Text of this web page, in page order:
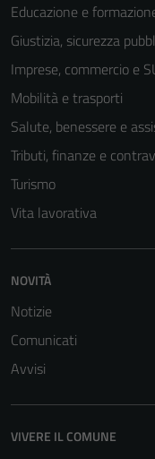
Educazione e
Giustizia, sicurezza
Imprese, commercio e
Mobilità e trasporti
Salute, benessere e
Tributi, finanze e
Turismo
Vita lavorativa
NOVITÀ
Notizie
Comunicati
Avvisi
VIVERE IL COMUNE